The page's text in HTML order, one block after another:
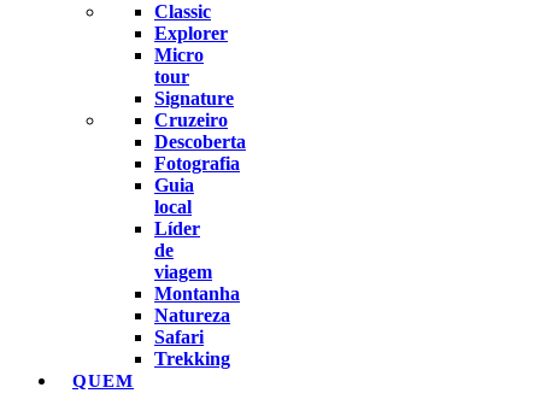
Classic
Explorer
Micro
tour
Signature
Cruzeiro
Descoberta
Fotografia
Guia
local
Líder
de
viagem
Montanha
Natureza
Safari
Trekking
QUEM